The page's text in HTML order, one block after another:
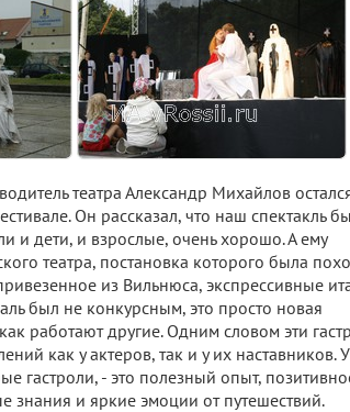
театра Александр Михайлов
Он рассказал, что наш спектакль
и дети, и взрослые, очень хорошо. А ему
театра, постановка которого была
из Вильнюса, экспрессивные
был не конкурсным, это просто новая
работают другие. Одним словом эти
как у актеров, так и у их наставников.
гастроли, - это полезный опыт,
знания и яркие эмоции от путешествий.